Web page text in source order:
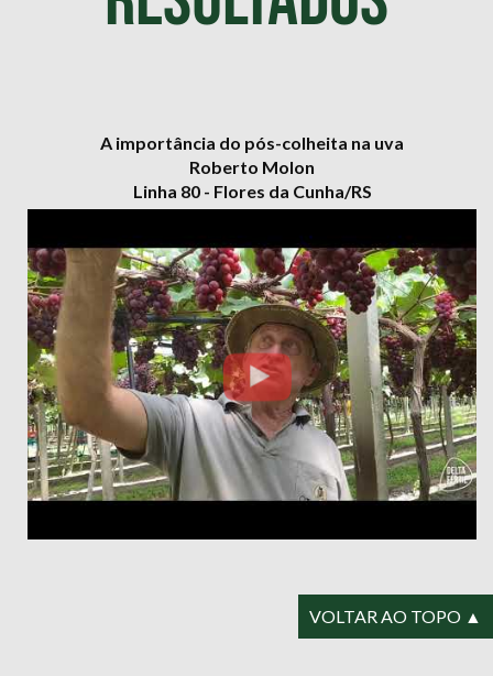
A importância do pós-colheita na uva
Roberto Molon
Linha 80 - Flores da Cunha/RS
VOLTAR AO TOPO ▲